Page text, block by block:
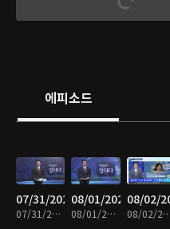
에피소드
07/31/2023
07/31/2023 • 1시간 25분
08/01/2023
08/01/2023 • 1시간 24분
08/02/
08/02/2023 • 1시간 24분